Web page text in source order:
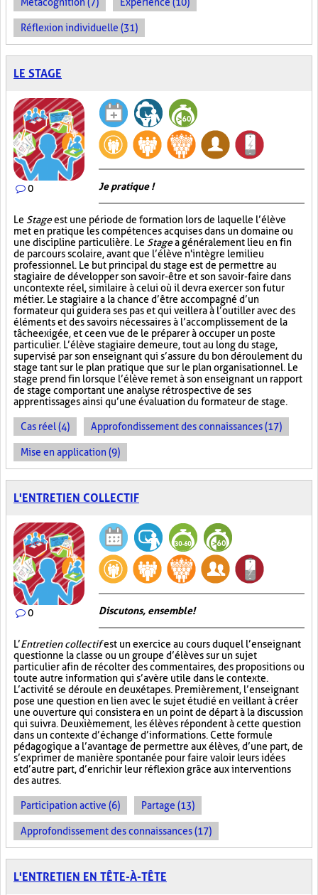
Réflexion individuelle (31)
LE STAGE
0 Je pratique !
Le Stageest une période de formation lors de laquelle l’élève
met en pratique les compétences acquises dans un domaine ou
une discipline particulière. Le Stagea généralement lieu en fin
de parcours scolaire, avant que l’élève n'intègre le milieu
professionnel. Le but principal du stage est de permettre au
stagiaire de développer son savoir-être et son savoir-faire dans
un contexte réel, similaire à celui où il devra exercer son futur
métier. Le stagiaire a la chance d’être accompagné d’un
formateur qui guidera ses pas et qui veillera à l’outiller avec des
éléments et des savoirs nécessaires à l’accomplissement de la
tâche exigée, et ce en vue de le préparer à occuper un poste
particulier. L’élève stagiaire demeure, tout au long du stage,
supervisé par son enseignant qui s’assure du bon déroulement du
stage tant sur le plan pratique que sur le plan organisationnel. Le
stage prend fin lorsque l’élève remet à son enseignant un rapport
de stage comportant une analyse rétrospective de ses
apprentissages ainsi qu’une évaluation du formateur de stage.
Cas réel (4) Approfondissement des connaissances (17)
Mise en application (9)
L'ENTRETIEN COLLECTIF
0 Discutons, ensemble!
L’Entretien collectifest un exercice au cours duquel l’enseignant
questionne la classe ou un groupe d’élèves sur un sujet
particulier afin de récolter des commentaires, des propositions ou
toute autre information qui s’avère utile dans le contexte.
L’activité se déroule en deux étapes. Premièrement, l’enseignant
pose une question en lien avec le sujet étudié en veillant à créer
une ouverture qui consistera en un point de départ à la discussion
qui suivra. Deuxièmement, les élèves répondent à cette question
dans un contexte d’échange d’informations. Cette formule
pédagogique a l’avantage de permettre aux élèves, d’une part, de
s’exprimer de manière spontanée pour faire valoir leurs idées
et d’autre part, d’enrichir leur réflexion grâce aux interventions
des autres.
Participation active (6) Partage (13)
Approfondissement des connaissances (17)
L'ENTRETIEN EN TÊTE-À-TÊTE